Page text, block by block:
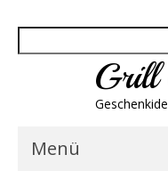
Grill
Menü